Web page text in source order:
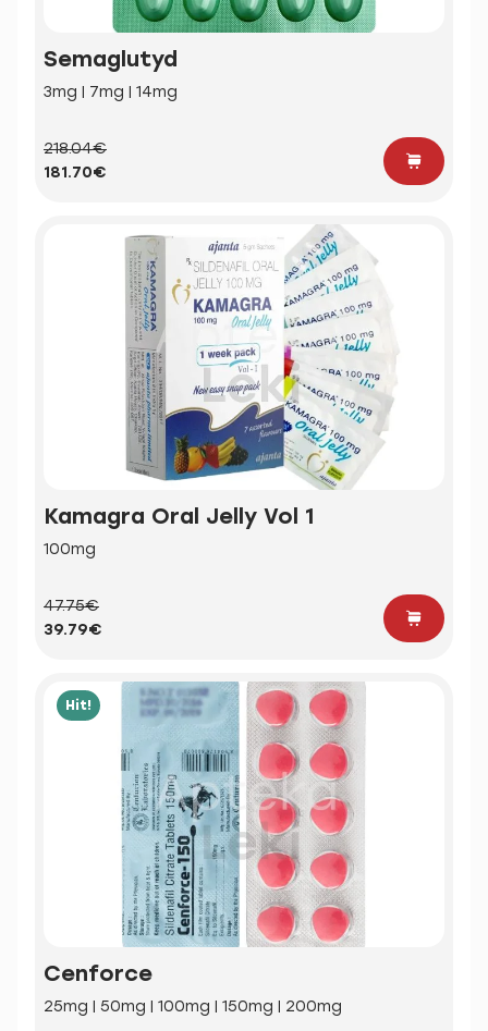
Semaglutyd
3mg | 7mg | 14mg
218.04€
181.70€
Kamagra Oral Jelly Vol 1
100mg
47.75€
39.79€
Hit!
Cenforce
25mg | 50mg | 100mg | 150mg | 200mg